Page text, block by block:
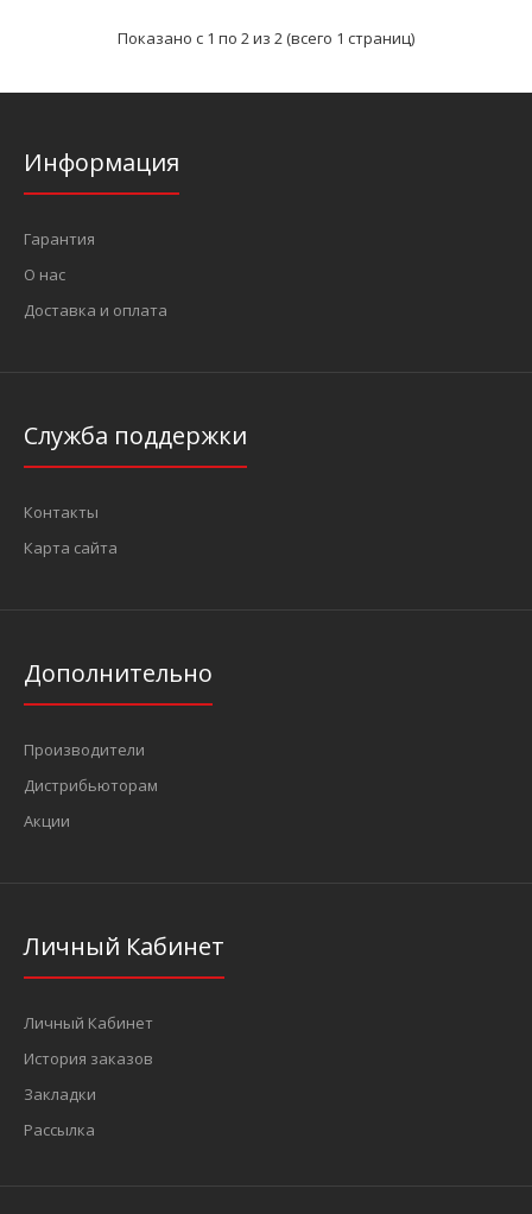
Показано с 1 по 2 из 2 (всего 1 страниц)
Информация
Гарантия
О нас
Доставка и оплата
Служба поддержки
Контакты
Карта сайта
Дополнительно
Производители
Дистрибьюторам
Акции
Личный Кабинет
Личный Кабинет
История заказов
Закладки
Рассылка